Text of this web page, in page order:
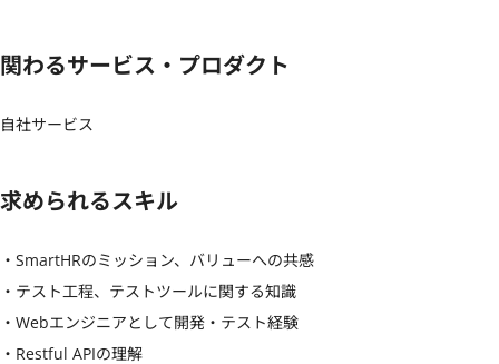
関わるサービス・プロダクト
自社サービス
求められるスキル
・SmartHRのミッション、バリューへの共感
・テスト工程、テストツールに関する知識
・Webエンジニアとして開発・テスト経験
・Restful APIの理解